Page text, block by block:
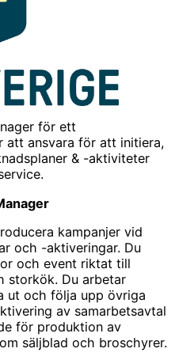
för ett
att ansvara för att initiera,
& -aktiviteter
kampanjer vid
och -aktiveringar. Du
och event riktat till
storkök. Du arbetar
ut och följa upp övriga
av samarbetsavtal
för produktion av
säljblad och broschyrer.